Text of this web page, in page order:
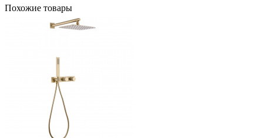
Похожие товары